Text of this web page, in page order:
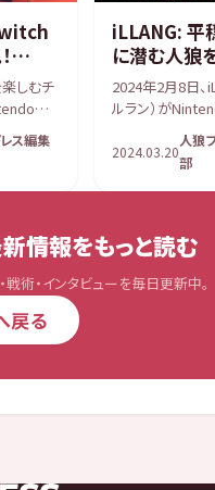
が期
レイ
しむチ
者限定
トライ
）から
で、大
Am […]
ス編集
iLLANG: 平
に潜む人狼
2024年2月8日、
ルラン）が
Switch、iOS、
に待望のリリー
ました。 しかし、
共に平和なコー
出没警報」が発
2024.03.20
人狼
部
情報をもっと読む
戦術・インタビューを毎日更新中。
戻る